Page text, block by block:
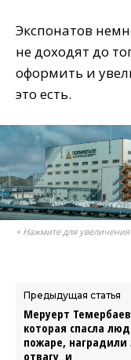
Экспонатов
не доходят до
оформить и
это есть.
+ Нажмите для
Предыдущая статья
Меруерт
которая спасла
пожаре, наградили
отвагу и